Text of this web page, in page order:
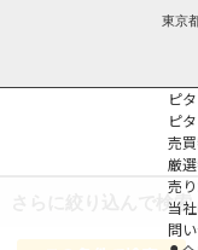
東京
ピ
ピ
売
厳
売
当
問
さらに絞り込んで検索